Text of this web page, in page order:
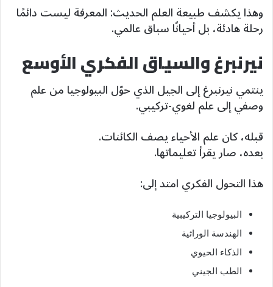
وهذا يكشف طبيعة العلم الحديث: المعرفة ليست دائمًا
رحلة هادئة، بل أحيانًا سباق عالمي.
نيرنبرغ والسياق الفكري الأوسع
ينتمي نيرنبرغ إلى الجيل الذي حوّل البيولوجيا من علم
وصفي إلى علم لغوي-تركيبي.
قبله، كان علم الأحياء يصف الكائنات.
بعده، صار يقرأ تعليماتها.
هذا التحول الفكري امتد إلى:
البيولوجيا التركيبية
الهندسة الوراثية
الذكاء الحيوي
الطب الجيني